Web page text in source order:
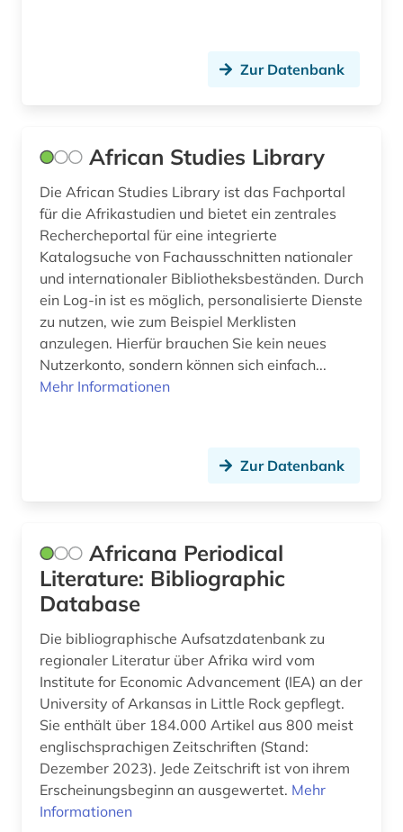
entwicklungsökonomie (1)
enzyklopädie (4)
ernährung (1)
erzählforschung (1)
erzählung (1)
eskimo (1)
ess- und trinksitte (1)
ethnologie (25)
ethnologischer film (9)
ethnosoziologie (1)
europa (2)
europe (1)
Zur Datenbank
African Studies Library
Die African Studies Library ist das Fachportal
für die Afrikastudien und bietet ein zentrales
Rechercheportal für eine integrierte
Katalogsuche von Fachausschnitten nationaler
und internationaler Bibliotheksbeständen. Durch
ein Log-in ist es möglich, personalisierte Dienste
zu nutzen, wie zum Beispiel Merklisten
anzulegen. Hierfür brauchen Sie kein neues
Nutzerkonto, sondern können sich einfach...
Mehr Informationen
Zur Datenbank
Africana Periodical
Literature: Bibliographic
Database
Die bibliographische Aufsatzdatenbank zu
regionaler Literatur über Afrika wird vom
Institute for Economic Advancement (IEA) an der
University of Arkansas in Little Rock gepflegt.
Sie enthält über 184.000 Artikel aus 800 meist
englischsprachigen Zeitschriften (Stand:
Dezember 2023). Jede Zeitschrift ist von ihrem
Erscheinungsbeginn an ausgewertet. Mehr
Informationen